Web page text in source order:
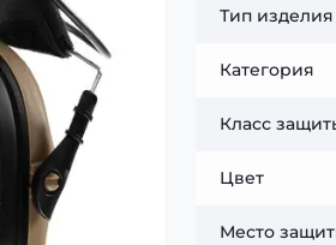
Тип изделия
Категория
Класс
Цвет
Место